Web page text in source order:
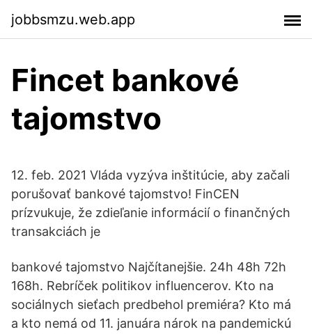
jobbsmzu.web.app
Fincet bankové
tajomstvo
12. feb. 2021 Vláda vyzýva inštitúcie, aby začali
porušovať bankové tajomstvo! FinCEN
prízvukuje, že zdieľanie informácií o finančných
transakciách je
bankové tajomstvo Najčítanejšie. 24h 48h 72h
168h. Rebríček politikov influencerov. Kto na
sociálnych sieťach predbehol premiéra? Kto má
a kto nemá od 11. januára nárok na pandemickú